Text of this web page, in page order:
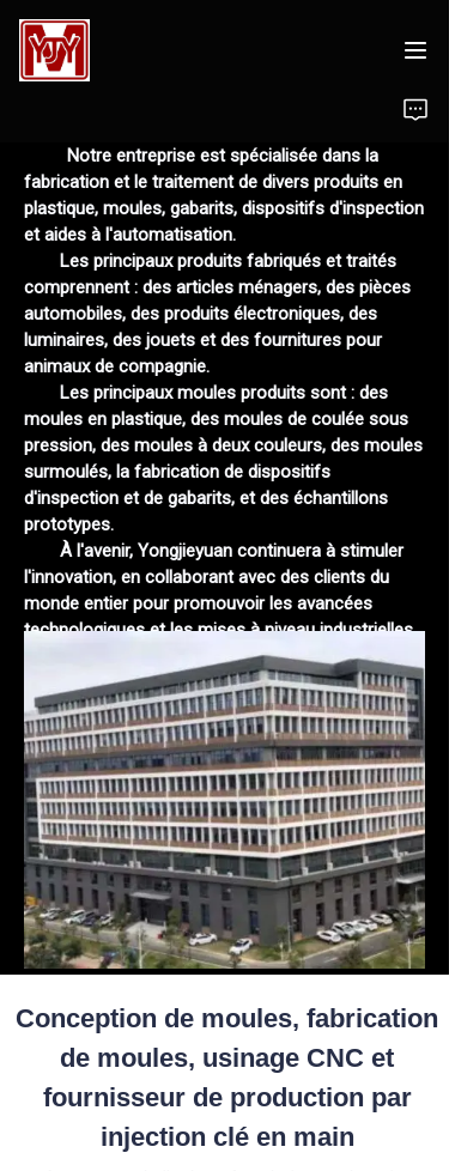
Notre entreprise est spécialisée dans la
fabrication et le traitement de divers produits en
plastique, moules, gabarits, dispositifs d'inspection
et aides à l'automatisation.
Les principaux produits fabriqués et traités
comprennent : des articles ménagers, des pièces
automobiles, des produits électroniques, des
luminaires, des jouets et des fournitures pour
animaux de compagnie.
Les principaux moules produits sont : des
moules en plastique, des moules de coulée sous
pression, des moules à deux couleurs, des moules
surmoulés, la fabrication de dispositifs
d'inspection et de gabarits, et des échantillons
prototypes.
À l'avenir, Yongjieyuan continuera à stimuler
l'innovation, en collaborant avec des clients du
monde entier pour promouvoir les avancées
technologiques et les mises à niveau industrielles,
injectant un nouvel élan dans le développement de
la fabrication mondiale !
Conception de moules, fabrication
de moules, usinage CNC et
fournisseur de production par
injection clé en main
Conception de moules
Moules
Produits en plastique
Équipement de usinage
Contactez-nous